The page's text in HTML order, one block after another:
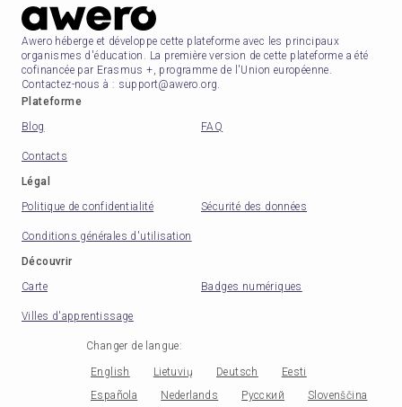
Awero héberge et développe cette plateforme avec les principaux
organismes d'éducation. La première version de cette plateforme a été
cofinancée par Erasmus +, programme de l'Union européenne.
Contactez-nous à : support@awero.org.
Plateforme
Blog
FAQ
Contacts
Légal
Politique de confidentialité
Sécurité des données
Conditions générales d'utilisation
Découvrir
Carte
Badges numériques
Villes d'apprentissage
Changer de langue:
English Lietuvių Deutsch
Eesti
Española
Nederlands Русский Slovenščina